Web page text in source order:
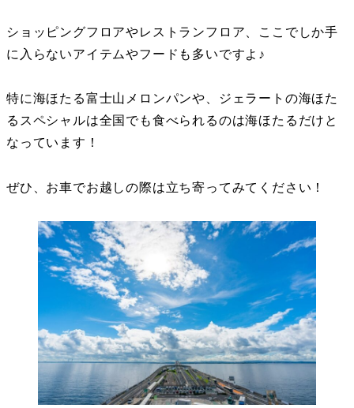
ショッピングフロアやレストランフロア、ここでしか手
に入らないアイテムやフードも多いですよ♪
特に海ほたる富士山メロンパンや、ジェラートの海ほた
るスペシャルは全国でも食べられるのは海ほたるだけと
なっています！
ぜひ、お車でお越しの際は立ち寄ってみてください！